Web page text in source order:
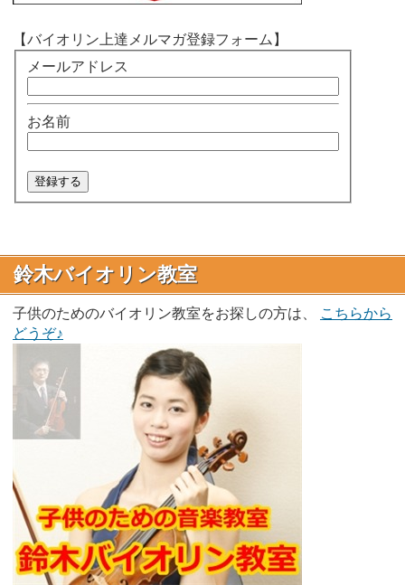
【バイオリン上達メルマガ登録フォーム】
メールアドレス
お名前
鈴木バイオリン教室
子供のためのバイオリン教室をお探しの方は、
こちらから
どうぞ♪